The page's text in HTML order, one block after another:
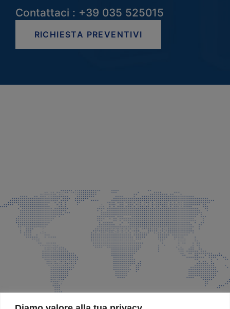
Contattaci : +39 035 525015
RICHIESTA PREVENTIVI
info@faeg.it
COMMERCIALE E SPEDIZIONI
Via Padre Elzi, 32 Grassobbio (BG)
035 525015
035 335037
info@faeg.it
SITE MAP